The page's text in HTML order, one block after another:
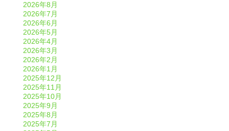
2026年8月
2026年7月
2026年6月
2026年5月
2026年4月
2026年3月
2026年2月
2026年1月
2025年12月
2025年11月
2025年10月
2025年9月
2025年8月
2025年7月